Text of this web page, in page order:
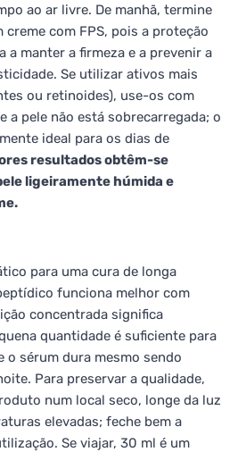
ao ar livre. De manhã, termine
com FPS, pois a proteção
a manter a firmeza e a prevenir a
Se utilizar ativos mais
ou retinoides), use-os com
a pele não está sobrecarregada; o
ideal para os dias de
resultados obtêm-se
ligeiramente húmida e
para uma cura de longa
funciona melhor com
concentrada significa
quantidade é suficiente para
o sérum dura mesmo sendo
Para preservar a qualidade,
num local seco, longe da luz
elevadas; feche bem a
Se viajar, 30 ml é um